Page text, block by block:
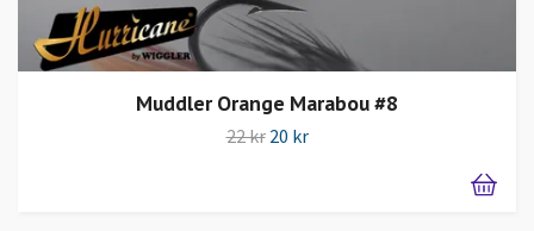
Muddler Orange Marabou #8
22 kr 20 kr